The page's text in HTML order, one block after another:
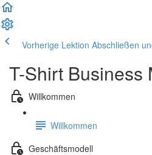
Vorherige Lektion Abschließen
T-Shirt Business
Willkommen
Willkommen
Geschäftsmodell